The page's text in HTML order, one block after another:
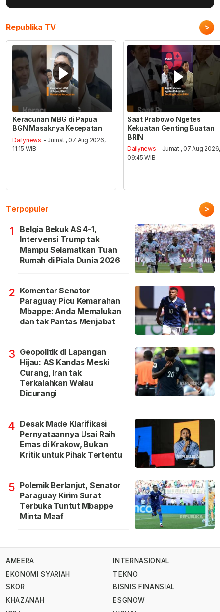
Republika TV >
Keracunan MBG di Papua
BGN Masaknya Kecepatan
Dailynews - Jumat , 07 Aug 2026,
11:15 WIB
Saat Prabowo Ngetes
Kekuatan Genting Buatan
BRIN
Dailynews - Jumat , 07 Aug 2026,
09:45 WIB
Terpopuler >
1
Belgia Bekuk AS 4-1,
Intervensi Trump tak
Mampu Selamatkan Tuan
Rumah di Piala Dunia 2026
2 Komentar Senator
Paraguay Picu Kemarahan
Mbappe: Anda Memalukan
dan tak Pantas Menjabat
3 Geopolitik di Lapangan
Hijau: AS Kandas Meski
Curang, Iran tak
Terkalahkan Walau
Dicurangi
4 Desak Made Klarifikasi
Pernyataannya Usai Raih
Emas di Krakow, Bukan
Kritik untuk Pihak Tertentu
5 Polemik Berlanjut, Senator
Paraguay Kirim Surat
Terbuka Tuntut Mbappe
Minta Maaf
AMEERA
EKONOMI SYARIAH
SKOR
KHAZANAH
INTERNASIONAL
TEKNO
BISNIS FINANSIAL
ESGNOW